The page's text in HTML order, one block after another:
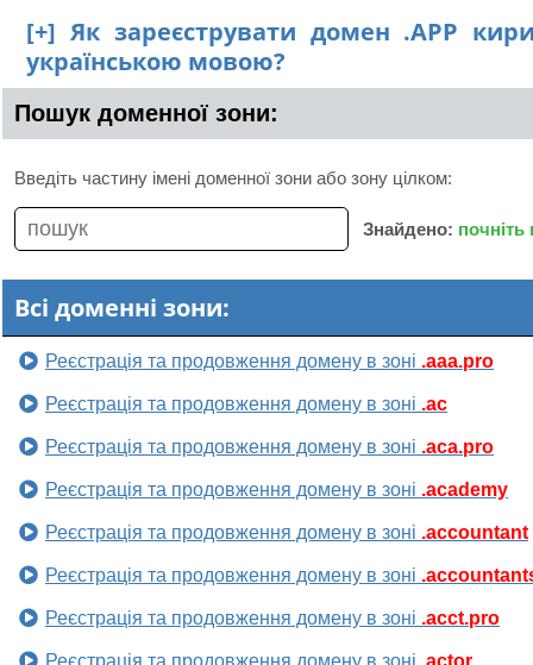
[+] Як зареєструвати домен .APP
українською мовою?
Пошук доменної зони:
Введіть частину імені доменної зони або зону цілком:
Знайдено:
Всі доменні зони:
Реєстрація та продовження домену в зоні .aaa.pro
Реєстрація та продовження домену в зоні .ac
Реєстрація та продовження домену в зоні .aca.pro
Реєстрація та продовження домену в зоні .academy
Реєстрація та продовження домену в зоні .accountant
Реєстрація та продовження домену в зоні
Реєстрація та продовження домену в зоні .acct.pro